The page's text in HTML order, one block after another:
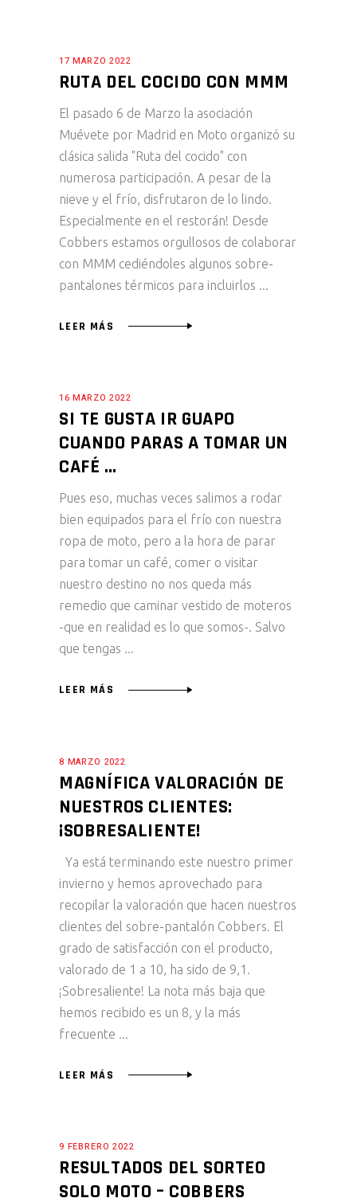
17 MARZO 2022
RUTA DEL COCIDO CON MMM
El pasado 6 de Marzo la asociación
Muévete por Madrid en Moto organizó su
clásica salida "Ruta del cocido" con
numerosa participación. A pesar de la
nieve y el frío, disfrutaron de lo lindo.
Especialmente en el restorán! Desde
Cobbers estamos orgullosos de colaborar
con MMM cediéndoles algunos sobre-
pantalones térmicos para incluirlos
LEER MÁS
16 MARZO 2022
SI TE GUSTA IR GUAPO
CUANDO PARAS A TOMAR UN
CAFÉ …
Pues eso, muchas veces salimos a rodar
bien equipados para el frío con nuestra
ropa de moto, pero a la hora de parar
para tomar un café, comer o visitar
nuestro destino no nos queda más
remedio que caminar vestido de moteros
-que en realidad es lo que somos-. Salvo
que tengas
LEER MÁS
8 MARZO 2022
MAGNÍFICA VALORACIÓN DE
NUESTROS CLIENTES:
¡SOBRESALIENTE!
Ya está terminando este nuestro primer
invierno y hemos aprovechado para
recopilar la valoración que hacen nuestros
clientes del sobre-pantalón Cobbers. El
grado de satisfacción con el producto,
valorado de 1 a 10, ha sido de 9,1.
¡Sobresaliente! La nota más baja que
hemos recibido es un 8, y la más
frecuente
LEER MÁS
9 FEBRERO 2022
RESULTADOS DEL SORTEO
SOLO MOTO – COBBERS